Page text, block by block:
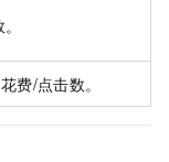
费/点击数。